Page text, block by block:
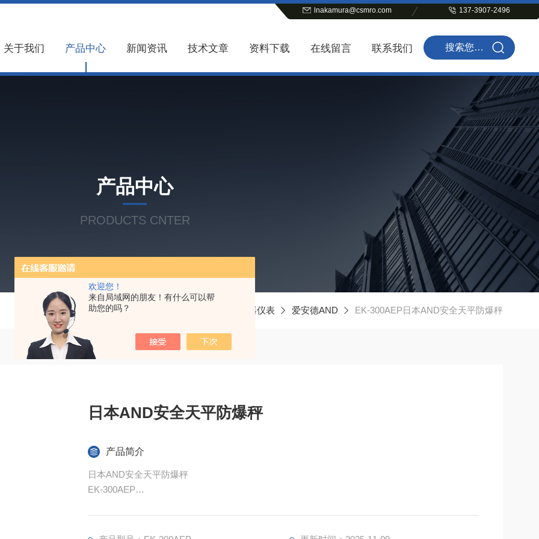
欢迎您！
来自局域网的朋友！有什么可以帮
助您的吗？
lnakamura@csmro.com 137-3907-2496
关于我们 产品中心 新闻资讯 技术文章 资料下载 在线留言 联系我们
产品中心
PRODUCTS CNTER
当前位置： 仪器仪表 爱安德AND EK-300AEP日本AND安全天平防爆秤
日本AND安全天平防爆秤
产品简介
日本AND安全天平防爆秤
EK-300AEP